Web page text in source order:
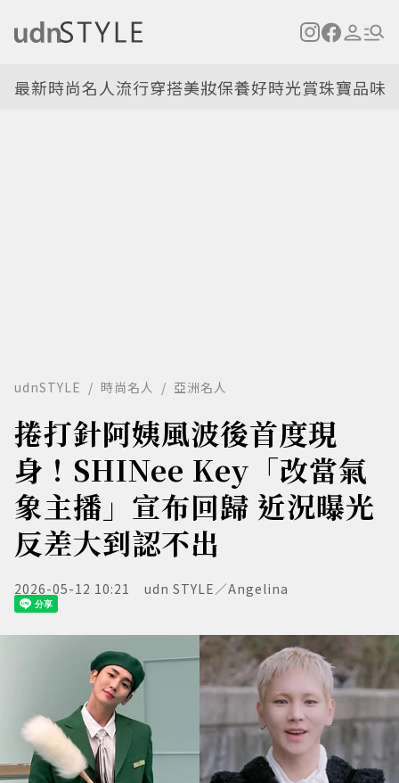
最新時尚名人流行穿搭美妝保養好時光賞珠寶品味
udnSTYLE 時尚名人 亞洲名人
捲打針阿姨風波後首度現
身！SHINee Key「改當氣
象主播」宣布回歸 近況曝光
反差大到認不出
2026-05-12 10:21 udn STYLE／Angelina